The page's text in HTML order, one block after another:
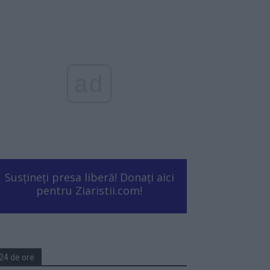
Susțineți presa liberă! Donați aici
pentru Ziaristii.com!
24 de ore